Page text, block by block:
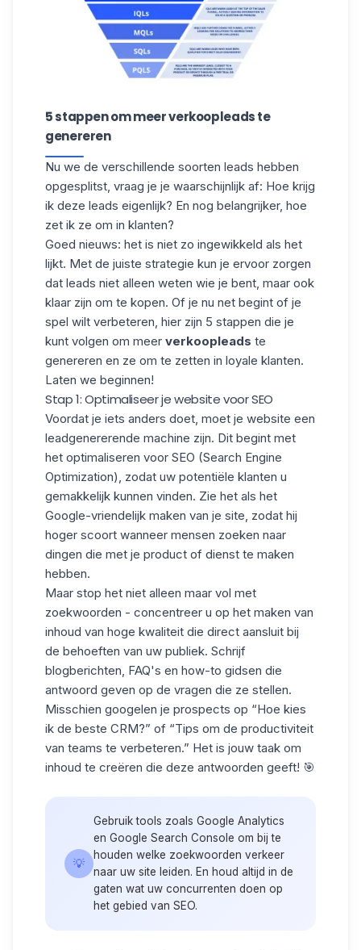
5 stappen om meer verkoopleads te
genereren
Nu we de verschillende soorten leads hebben
opgesplitst, vraag je je waarschijnlijk af: Hoe krijg
ik deze leads eigenlijk? En nog belangrijker, hoe
zet ik ze om in klanten?
Goed nieuws: het is niet zo ingewikkeld als het
lijkt. Met de juiste strategie kun je ervoor zorgen
dat leads niet alleen weten wie je bent, maar ook
klaar zijn om te kopen. Of je nu net begint of je
spel wilt verbeteren, hier zijn 5 stappen die je
kunt volgen om meer verkoopleads te
genereren en ze om te zetten in loyale klanten.
Laten we beginnen!
Stap 1: Optimaliseer je website voor SEO
Voordat je iets anders doet, moet je website een
leadgenererende machine zijn. Dit begint met
het optimaliseren voor SEO (Search Engine
Optimization), zodat uw potentiële klanten u
gemakkelijk kunnen vinden. Zie het als het
Google-vriendelijk maken van je site, zodat hij
hoger scoort wanneer mensen zoeken naar
dingen die met je product of dienst te maken
hebben.
Maar stop het niet alleen maar vol met
zoekwoorden - concentreer u op het maken van
inhoud van hoge kwaliteit die direct aansluit bij
de behoeften van uw publiek. Schrijf
blogberichten, FAQ's en how-to gidsen die
antwoord geven op de vragen die ze stellen.
Misschien googelen je prospects op “Hoe kies
ik de beste CRM?” of “Tips om de productiviteit
van teams te verbeteren.” Het is jouw taak om
inhoud te creëren die deze antwoorden geeft! 🎯
💡
Gebruik tools zoals Google Analytics
en Google Search Console om bij te
houden welke zoekwoorden verkeer
naar uw site leiden. En houd altijd in de
gaten wat uw concurrenten doen op
het gebied van SEO.